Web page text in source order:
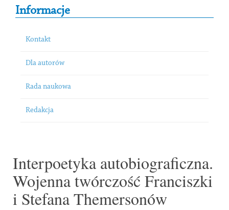
Informacje
Kontakt
Dla autorów
Rada naukowa
Redakcja
Interpoetyka autobiograficzna.
Wojenna twórczość Franciszki
i Stefana Themersonów